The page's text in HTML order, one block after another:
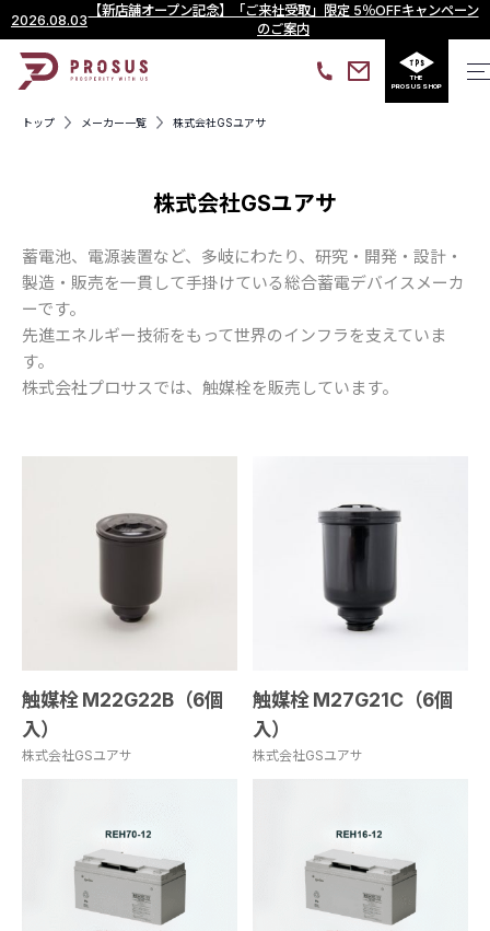
2026.08.03
【新店舗オープン記念】「ご来社受取」限定 5％OFFキャンペーン
のご案内
THE
PROSUS SHOP
トップ メーカー一覧 株式会社GSユアサ
株式会社GSユアサ
蓄電池、電源装置など、多岐にわたり、研究・開発・設計・
製造・販売を一貫して手掛けている総合蓄電デバイスメーカ
ーです。
先進エネルギー技術をもって世界のインフラを支えていま
す。
株式会社プロサスでは、触媒栓を販売しています。
触媒栓 M22G22B（6個
入）
株式会社GSユアサ
触媒栓 M27G21C（6個
入）
株式会社GSユアサ